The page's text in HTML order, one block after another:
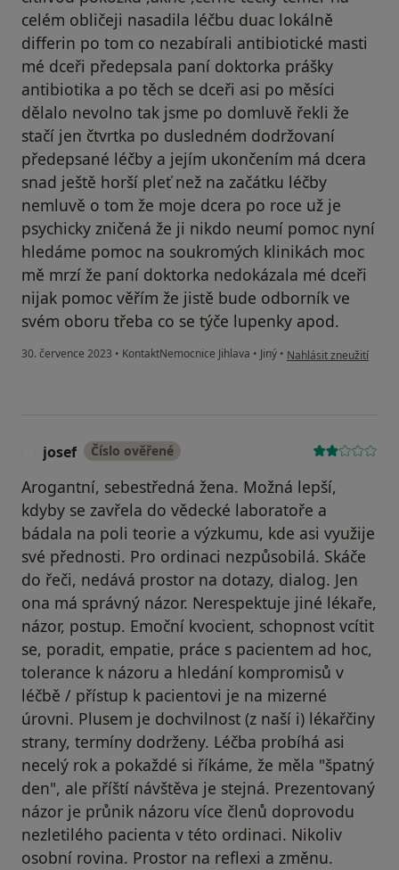
celém obličeji nasadila léčbu duac lokálně
differin po tom co nezabírali antibiotické masti
mé dceři předepsala paní doktorka prášky
antibiotika a po těch se dceři asi po měsíci
dělalo nevolno tak jsme po domluvě řekli že
stačí jen čtvrtka po dusledném dodržovaní
předepsané léčby a jejím ukončením má dcera
snad ještě horší pleť než na začátku léčby
nemluvě o tom že moje dcera po roce už je
psychicky zničená že ji nikdo neumí pomoc nyní
hledáme pomoc na soukromých klinikách moc
mě mrzí že paní doktorka nedokázala mé dceři
nijak pomoc věřím že jistě bude odborník ve
svém oboru třeba co se týče lupenky apod.
30. července 2023 • KontaktNemocnice Jihlava • Jiný • podle názoru
Nahlásit zneužití
josef Číslo ověřené
Arogantní, sebestředná žena. Možná lepší,
kdyby se zavřela do vědecké laboratoře a
bádala na poli teorie a výzkumu, kde asi využije
své přednosti. Pro ordinaci nezpůsobilá. Skáče
do řeči, nedává prostor na dotazy, dialog. Jen
ona má správný názor. Nerespektuje jiné lékaře,
názor, postup. Emoční kvocient, schopnost vcítit
se, poradit, empatie, práce s pacientem ad hoc,
tolerance k názoru a hledání kompromisů v
léčbě / přístup k pacientovi je na mizerné
úrovni. Plusem je dochvilnost (z naší i) lékařčiny
strany, termíny dodrženy. Léčba probíhá asi
necelý rok a pokaždé si říkáme, že měla "špatný
den", ale příští návštěva je stejná. Prezentovaný
názor je průnik názoru více členů doprovodu
nezletilého pacienta v této ordinaci. Nikoliv
osobní rovina. Prostor na reflexi a změnu.